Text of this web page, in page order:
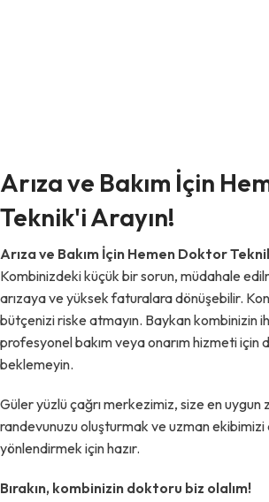
Arıza ve Bakım İçin
Teknik'i Arayın!
Arıza ve Bakım İçin Hemen Doktor
Kombinizdeki küçük bir sorun, müdahale
arızaya ve yüksek faturalara dönüşebilir.
bütçenizi riske atmayın. Baykan kombinizin
profesyonel bakım veya onarım hizmeti için
beklemeyin.
Güler yüzlü çağrı merkezimiz, size en uygun
randevunuzu oluşturmak ve uzman ekibimizi
yönlendirmek için hazır.
Bırakın, kombinizin doktoru biz olalım!